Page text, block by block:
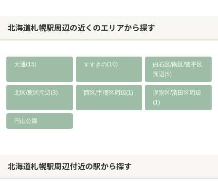
北海道札幌駅周辺の近くのエリアから探す
大通(15) すすきの(10)
白石区/南区/豊平区
周辺(5)
北区/東区周辺(3) 西区/手稲区周辺(1)
厚別区/清田区周辺
(1)
円山公園
北海道札幌駅周辺付近の駅から探す